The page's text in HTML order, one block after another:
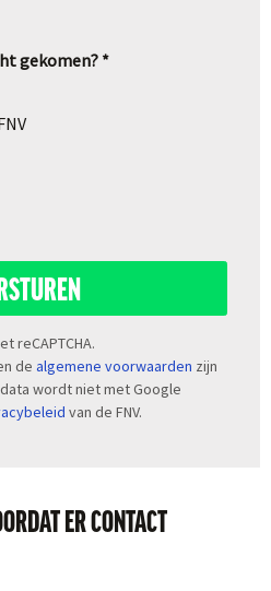
gekomen? *
reCAPTCHA.
de algemene voorwaarden zijn
wordt niet met Google
van de FNV.
ER CONTACT